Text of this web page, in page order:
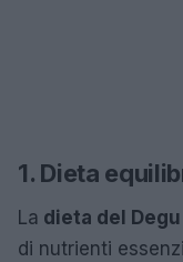
1. Dieta
La dieta del Degu
di nutrienti